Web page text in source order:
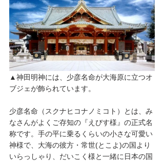
▲神田明神には、少彦名命が大海原に立つオ
ブジェが飾られています。
少彦名命（スクナヒコナノミコト）とは、み
なさんがよくご存知の『えびす様』の正式名
称です。手の平に乗るくらいの小さな可愛い
神様で、 大海の彼方・常世(とこよ)の国より
いらっしゃり、だいこく様と一緒に日本の国